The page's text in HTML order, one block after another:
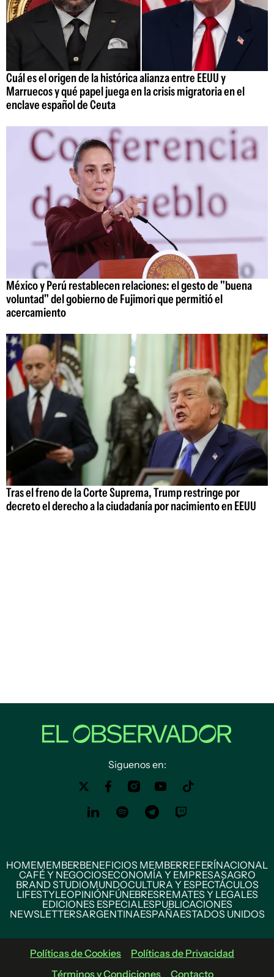
Cuál es el origen de la histórica alianza entre EEUU y
Marruecos y qué papel juega en la crisis migratoria en el
enclave español de Ceuta
México y Perú restablecen relaciones: el gesto de "buena
voluntad" del gobierno de Fujimori que permitió el
acercamiento
Tras el freno de la Corte Suprema, Trump restringe por
decreto el derecho a la ciudadanía por nacimiento en EEUU
Siguenos en:
HOMEMEMBERBENEFICIOS MEMBERREFERÍNACIONAL
CAFÉ Y NEGOCIOSECONOMÍA Y EMPRESASAGRO
BRAND STUDIOMUNDOCULTURA Y ESPECTÁCULOS
LIFESTYLEOPINIÓNFÚNEBRESREMATES Y LEGALES
EDICIONES ESPECIALESPUBLICACIONES
NEWSLETTERSARGENTINAESPAÑAESTADOS UNIDOS
Políticas de Cookies
Políticas de Privacidad
Términos y Condiciones
Contacto